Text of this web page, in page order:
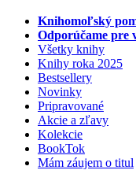
Knihomoľský
Odporúčame pre
Všetky knihy
Knihy roka 2025
Bestsellery
Novinky
Pripravované
Akcie a zľavy
Kolekcie
BookTok
Mám záujem o titul